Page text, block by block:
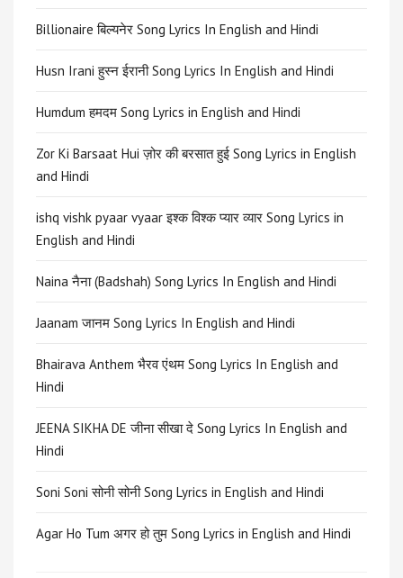
Billionaire बिल्यनेर Song Lyrics In English and Hindi
Husn Irani हुस्न ईरानी Song Lyrics In English and Hindi
Humdum हमदम Song Lyrics in English and Hindi
Zor Ki Barsaat Hui ज़ोर की बरसात हुई Song Lyrics in English
and Hindi
ishq vishk pyaar vyaar इश्क विश्क प्यार व्यार Song Lyrics in
English and Hindi
Naina नैना (Badshah) Song Lyrics In English and Hindi
Jaanam जानम Song Lyrics In English and Hindi
Bhairava Anthem भैरव एंथम Song Lyrics In English and
Hindi
JEENA SIKHA DE जीना सीखा दे Song Lyrics In English and
Hindi
Soni Soni सोनी सोनी Song Lyrics in English and Hindi
Agar Ho Tum अगर हो तुम Song Lyrics in English and Hindi